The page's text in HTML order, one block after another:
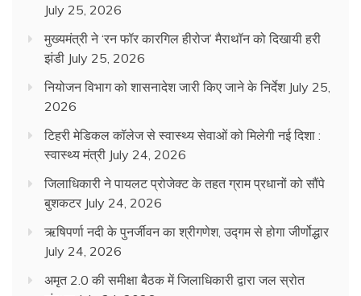
July 25, 2026
मुख्यमंत्री ने ‘रन फॉर कारगिल हीरोज’ मैराथॉन को दिखायी हरी
झंडी July 25, 2026
नियोजन विभाग को शासनादेश जारी किए जाने के निर्देश July 25,
2026
टिहरी मेडिकल कॉलेज से स्वास्थ्य सेवाओं को मिलेगी नई दिशा :
स्वास्थ्य मंत्री July 24, 2026
जिलाधिकारी ने पायलट प्रोजेक्ट के तहत ग्राम प्रधानों को सौंपे
बुशकटर July 24, 2026
ऋषिपर्णा नदी के पुनर्जीवन का श्रीगणेश, उद्गम से होगा जीर्णोद्धार
July 24, 2026
अमृत 2.0 की समीक्षा बैठक में जिलाधिकारी द्वारा जल स्रोत